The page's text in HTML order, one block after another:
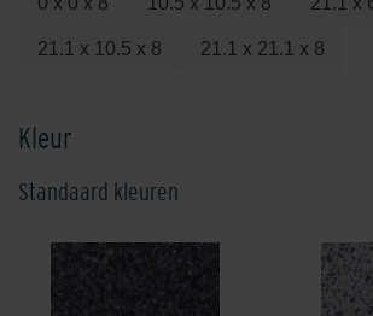
21.1 x 10.5 x 8 21.1 x 21.1 x 8
Kleur
Standaard kleuren